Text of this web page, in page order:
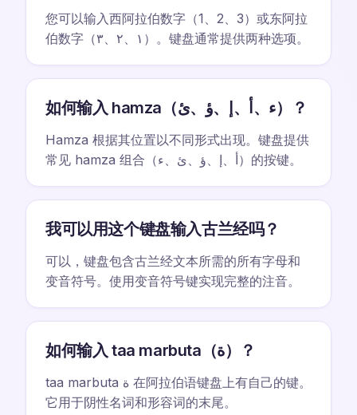
您可以输入西阿拉伯数字（1、2、3）或东阿拉
伯数字（١、٢、٣）。键盘通常提供两种选项。
如何输入 hamza（ء、أ、إ、ؤ、ئ）？
Hamza 根据其位置以不同形式出现。键盘提供
常见 hamza 组合（أ、إ、ؤ、ئ、ء）的按键。
我可以用这个键盘输入古兰经吗？
可以，键盘包含古兰经文本所需的所有字母和
变音符号。使用变音符号键实现完整的注音。
如何输入 taa marbuta（ة）？
taa marbuta ة 在阿拉伯语键盘上有自己的键。
它用于阴性名词和形容词的末尾。